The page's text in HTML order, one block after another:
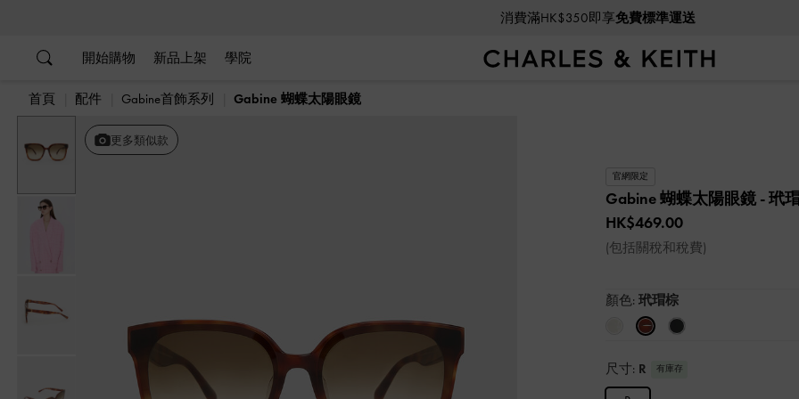
消費滿HK$350即享免費標準運送
開始購物 新品上架 學院
首頁 配件 Gabine首飾系列 Gabine 蝴蝶太陽眼鏡
更多類似款
官網限定
Gabine 蝴蝶太陽眼鏡 - 玳
HK$469.00
(包括關稅和稅費)
顏色: 玳瑁棕
尺寸: R 有庫存